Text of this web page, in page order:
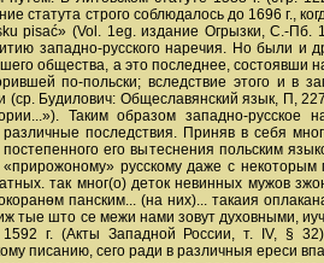
статута строго соблюдалось до 1696 г.,
pisać» (Vol. 1еg. издание Огрызки, С.-Пб.
западно-русского наречия. Но были и
общества, а это последнее, состоявши
по-польски; вследствие этого и в
(ср. Будилович: Общеславянский язык, П,
Таким образом западно-русское
последствия. Приняв в себя
его вытеснения польским
«прирожоному» русскому даже с
так мног(о) деток невинных мужов
панским... (на них)... такаия
тые што се межи нами зовут духовными,
г. (Акты Западной России, т. IV, §
писанию, сего ради в различныя ереси